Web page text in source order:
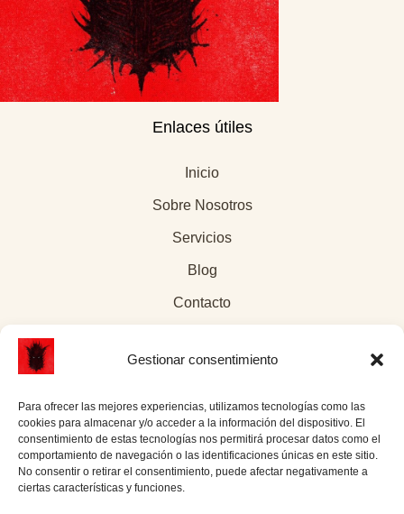
Gestionar consentimiento
Para ofrecer las mejores experiencias, utilizamos tecnologías como las
cookies para almacenar y/o acceder a la información del dispositivo. El
consentimiento de estas tecnologías nos permitirá procesar datos como el
comportamiento de navegación o las identificaciones únicas en este sitio.
No consentir o retirar el consentimiento, puede afectar negativamente a
ciertas características y funciones.
Enlaces útiles
Inicio
Sobre Nosotros
Servicios
Blog
Contacto
Páginas legales
Aviso Legal